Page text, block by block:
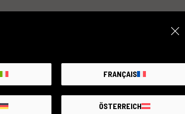
FRANÇAIS
ÖSTERREICH